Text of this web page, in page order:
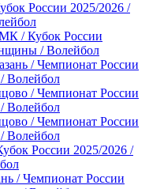
России 2025/2026 /
/ Кубок России
/ Волейбол
/ Чемпионат России
Волейбол
/ Чемпионат России
Волейбол
/ Чемпионат России
Волейбол
России 2025/2026 /
/ Чемпионат России